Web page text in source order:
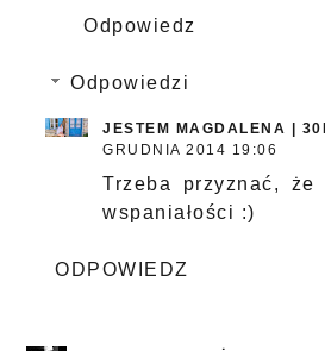
Odpowiedz
Odpowiedzi
JESTEM MAGDALENA |
GRUDNIA 2014 19:06
Trzeba przyznać,
wspaniałości :)
ODPOWIEDZ